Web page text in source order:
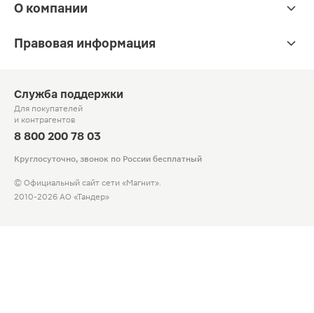
О компании
Правовая информация
Служба поддержки
Для покупателей
и контрагентов
8 800 200 78 03
Круглосуточно, звонок по России бесплатный
© Официальный сайт сети «Магнит».
2010-2026 АО «Тандер»